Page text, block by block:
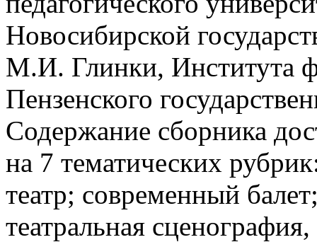
Новосибирской
М.И. Глинки, Института
Пензенского
Содержание сборника
на 7 тематических
театр; современный
театральная